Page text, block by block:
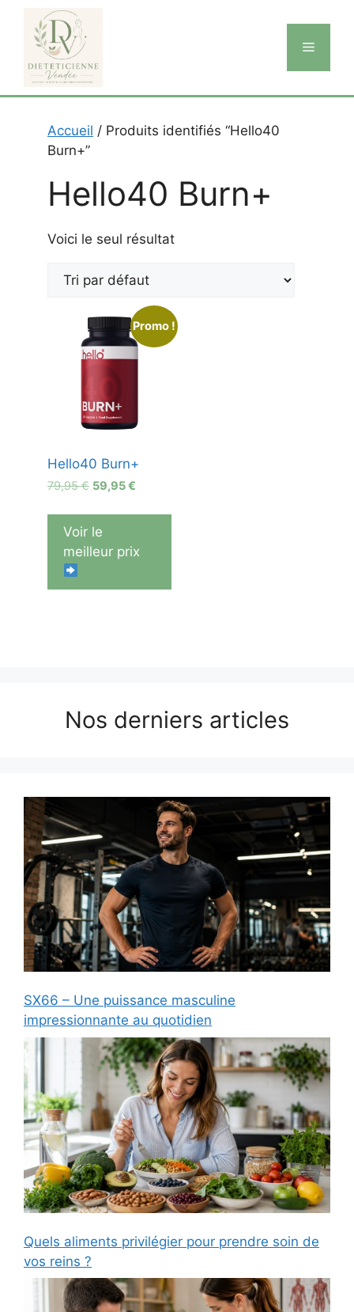
contenu
Menu
Accueil / Produits identifiés “Hello40
Burn+”
Hello40 Burn+
Voici le seul résultat
Promo !
Hello40 Burn+
79,95€ Le
initial
était :
79,95 €.
59,95€
actuel
59,95 €.
Voir le
meilleur prix
Nos derniers articles
SX66 – Une puissance masculine
impressionnante au quotidien
Quels aliments privilégier pour prendre soin de
vos reins ?